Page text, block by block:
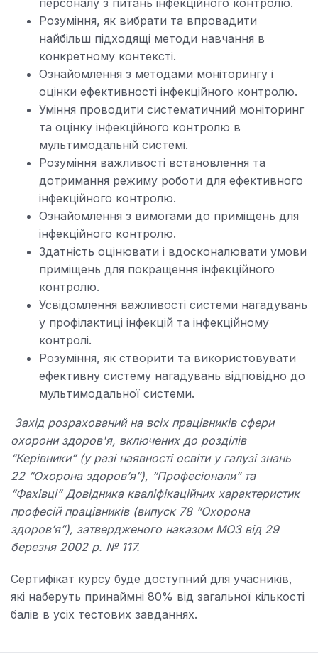
персоналу з питань інфекційного контролю.
Розуміння, як вибрати та впровадити
найбільш підходящі методи навчання в
конкретному контексті.
Ознайомлення з методами моніторингу і
оцінки ефективності інфекційного контролю.
Уміння проводити систематичний моніторинг
та оцінку інфекційного контролю в
мультимодальній системі.
Розуміння важливості встановлення та
дотримання режиму роботи для ефективного
інфекційного контролю.
Ознайомлення з вимогами до приміщень для
інфекційного контролю.
Здатність оцінювати і вдосконалювати умови
приміщень для покращення інфекційного
контролю.
Усвідомлення важливості системи нагадувань
у профілактиці інфекцій та інфекційному
контролі.
Розуміння, як створити та використовувати
ефективну систему нагадувань відповідно до
мультимодальної системи.
Захід розрахований на всіх працівників сфери
охорони здоров'я, включених до розділів
“Керівники” (у разі наявності освіти у галузі знань
22 “Охорона здоров’я”), “Професіонали” та
“Фахівці” Довідника кваліфікаційних характеристик
професій працівників (випуск 78 “Охорона
здоров’я”), затвердженого наказом МОЗ від 29
березня 2002 р. № 117.
Сертифікат курсу буде доступний для учасників,
які наберуть принаймні 80% від загальної кількості
балів в усіх тестових завданнях.